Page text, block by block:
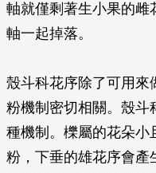
軸就僅剩著生小果的雌
軸一起掉落。
殼斗科花序除了可用來
粉機制密切相關。殼斗
種機制。櫟屬的花朵小
粉，下垂的雄花序會產